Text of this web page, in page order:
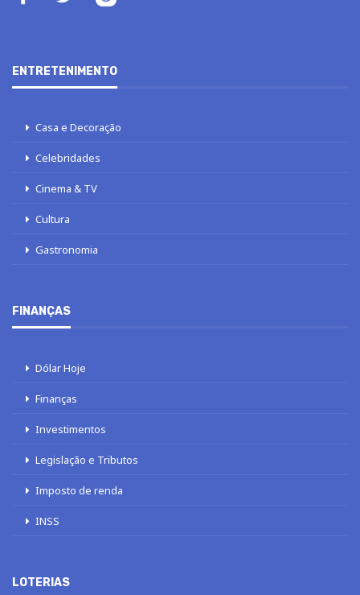
ENTRETENIMENTO
Casa e Decoração
Celebridades
Cinema & TV
Cultura
Gastronomia
FINANÇAS
Dólar Hoje
Finanças
Investimentos
Legislação e Tributos
Imposto de renda
INSS
LOTERIAS